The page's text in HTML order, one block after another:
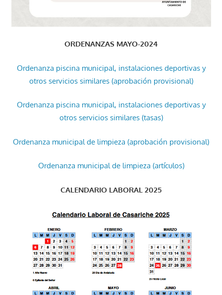
ORDENANZAS MAYO-2024
Ordenanza piscina municipal, instalaciones deportivas y
otros servicios similares (aprobación provisional)
Ordenanza piscina municipal, instalaciones deportivas y
otros servicios similares (tasas)
Ordenanza municipal de limpieza (aprobación provisional)
Ordenanza municipal de limpieza (artículos)
CALENDARIO LABORAL 2025